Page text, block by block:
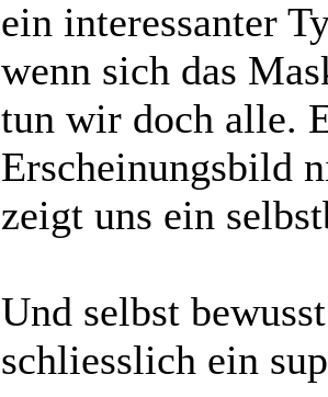
ein interessanter
wenn sich das
tun wir doch alle.
Erscheinungsbild
zeigt uns ein
Und selbst
schliesslich ein